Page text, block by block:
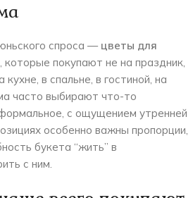
спроса — цветы для
которые покупают не на праздник,
в спальне, в гостиной, на
часто выбирают что-то
с ощущением утренней
особенно важны пропорции,
букета “жить” в
с ним.